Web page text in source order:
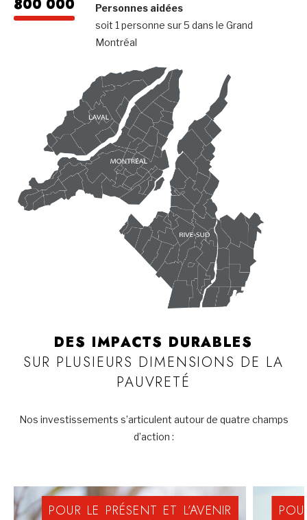
800 000
Personnes aidées
soit 1 personne sur 5 dans le Grand
Montréal
DES IMPACTS DURABLES
SUR PLUSIEURS DIMENSIONS DE LA
PAUVRETÉ
Nos investissements s’articulent autour de quatre champs
d’action :
POUR LE PRÉSENT ET L’AVENIR